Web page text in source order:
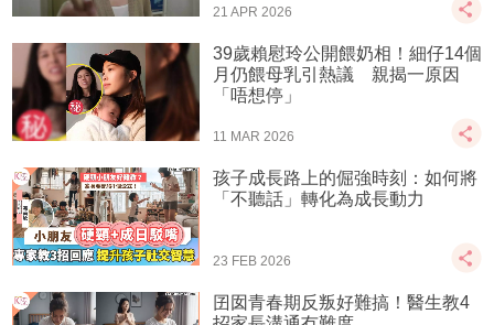
21 APR 2026
39歲賴慰玲公開餵奶相！細仔14個
月仍餵母乳引熱議 親揭一原因
「唔想停」
11 MAR 2026
孩子成長路上的倔強時刻：如何將
「不聽話」轉化為成長動力
23 FEB 2026
囝囡青春期反叛好難搞！醫生教4